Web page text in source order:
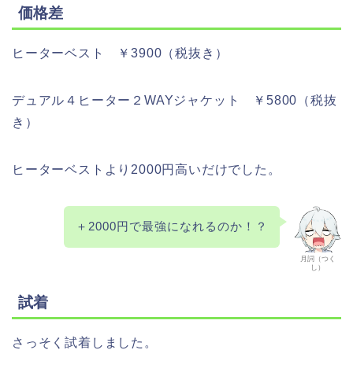
価格差
ヒーターベスト ￥3900（税抜き）
デュアル４ヒーター２WAYジャケット ￥5800（税抜
き）
ヒーターベストより2000円高いだけでした。
月詞（つく
し）
＋2000円で最強になれるのか！？
試着
さっそく試着しました。